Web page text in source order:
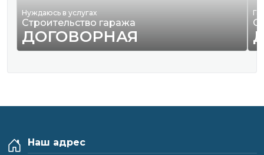
Нуждаюсь в услугах
Строительство гаража
ДОГОВОРНАЯ
Наш адрес